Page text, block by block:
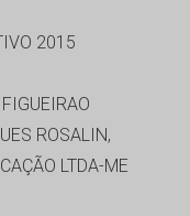
2015
ROSALIN,
LTDA-ME